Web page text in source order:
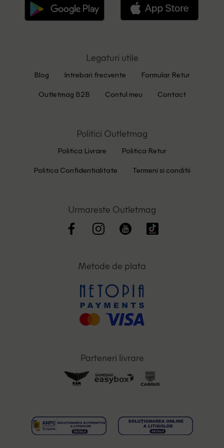
Legaturi utile
Blog Intrebari frecvente Formular Retur
Outletmag B2B Contul meu Contact
Politici Outletmag
Politica Livrare Politica Retur
Politica Confidentialitate Termeni si conditii
Urmareste Outletmag
Metode de plata
Parteneri livrare